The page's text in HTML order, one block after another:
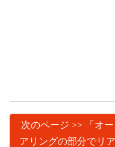
次のページ >> 「オ
アリングの部分でリ